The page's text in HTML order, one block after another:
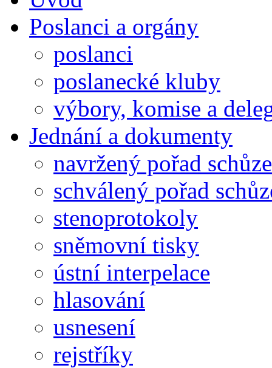
Poslanci a orgány
poslanci
poslanecké kluby
výbory, komise a
Jednání a dokumenty
navržený pořad schůze
schválený pořad
stenoprotokoly
sněmovní tisky
ústní interpelace
hlasování
usnesení
rejstříky